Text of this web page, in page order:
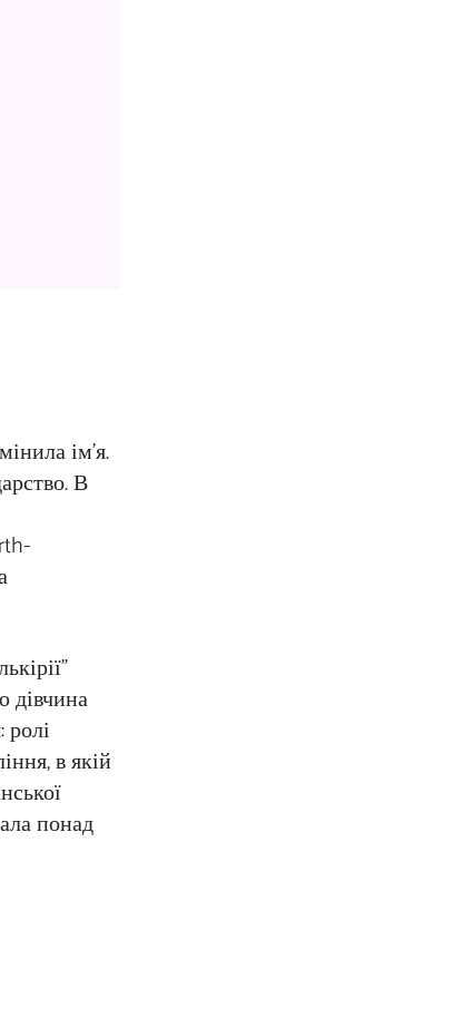
ім’я.
В
дівчина
в якій
понад